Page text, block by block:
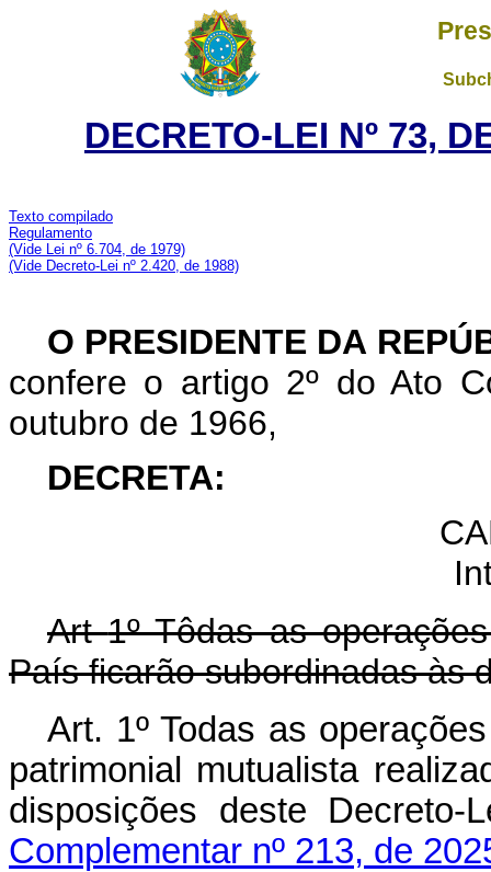
DECRETO-LEI Nº 73,
Texto compilado
Regulamento
(Vide Lei nº 6.704, de 1979)
(Vide Decreto-Lei nº 2.420, de 1988)
O PRESIDENTE DA
confere o artigo 2º do Ato
outubro de 1966,
DECRETA:
Art 1º Tôdas as
País ficarão subordinadas às
Art. 1º Todas as
patrimonial mutualista
disposições deste
Complementar nº 213, de